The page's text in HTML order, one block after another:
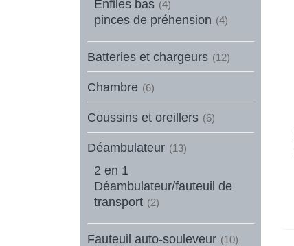
Enfiles bas (4)
pinces de préhension (4)
Batteries et chargeurs (12)
Chambre (6)
Coussins et oreillers (6)
Déambulateur (13)
2 en 1
Déambulateur/fauteuil de
transport (2)
Fauteuil auto-souleveur (10)